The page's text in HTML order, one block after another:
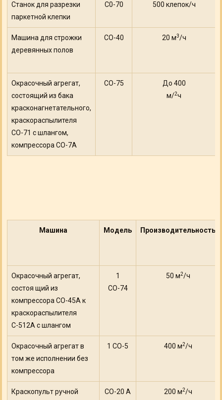
Станок для разрезки
паркетной клепки
С0-70 500 клепок/ч
Машина для строжки
деревянных полов
СО-40 20 м3/ч
Окрасочный агрегат,
состоящий из бака
красконагнетательного,
краскораспылителя
СО-71 с шлангом,
компрессора СО-7А
СО-75
До 400
м/2ч
Машина Модель Производительность
Окрасочный агрегат,
состоя щий из
компрессора СО-45А к
краскораспылителя
С-512А с шлангом
1
СО-74
50 м2/ч
Окрасочный агрегат в
том же исполнении без
компрессора
1 СО-5 400 м2/ч
Краскопульт ручной СО-20 А 200 м2/ч